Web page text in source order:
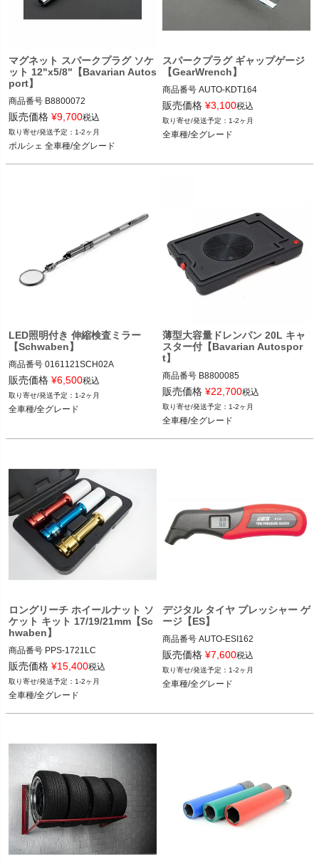
マグネット スパークプラグ ソケ
ット 12"x5/8"【Bavarian Autos
port】
商品番号 B8800072
B8800072
販売価格 ¥9,700税込
1-2ヶ月
ポルシェ 全車種/全グレード
スパークプラグ ギャップゲージ
【GearWrench】
商品番号 AUTO-KDT164
KDT164
全車種/全グレード
販売価格 ¥3,100税込
1-2ヶ月
全車種/全グレード
LED照明付き 伸縮検査ミラー
【Schwaben】
商品番号 0161121SCH02A
0161121SCH02A
全車種/全グレード
販売価格 ¥6,500税込
1-2ヶ月
全車種/全グレード
薄型大容量ドレンパン 20L キャ
スター付【Bavarian Autospor
t】
商品番号 B8800085
B8800085
全車種/全グレード
販売価格 ¥22,700税込
1-2ヶ月
全車種/全グレード
ロングリーチ ホイールナット ソ
ケット キット 17/19/21mm【Sc
hwaben】
商品番号 PPS-1721LC
PPS-1721LC
全車種/全グレード
販売価格 ¥15,400税込
1-2ヶ月
全車種/全グレード
デジタル タイヤ プレッシャー ゲ
ージ【ES】
商品番号 AUTO-ESI162
ESI162
全車種/全グレード
販売価格 ¥7,600税込
1-2ヶ月
全車種/全グレード